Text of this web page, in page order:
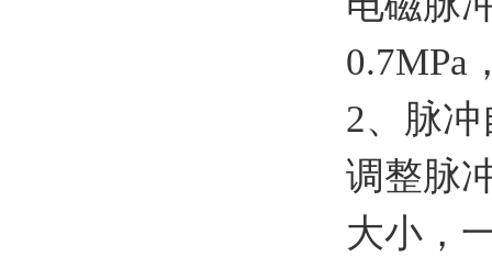
0.7MPa
2、脉
调整脉
大小，